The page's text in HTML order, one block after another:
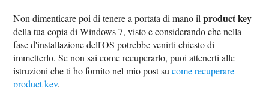
Non dimenticare poi di tenere a portata di mano ilproduct key
della tua copia di Windows 7, visto e considerando che nella
fase d'installazione dell'OS potrebbe venirti chiesto di
immetterlo. Se non sai come recuperarlo, puoi attenerti alle
istruzioni che ti ho fornito nel mio post sucome recuperare
product key.